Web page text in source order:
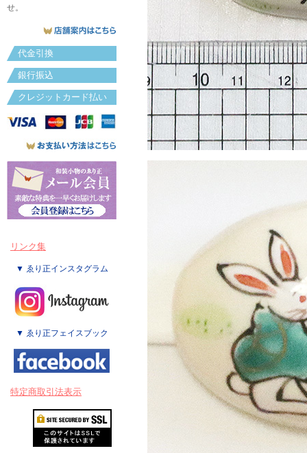
せ。
代金引換
銀行振込
クレジットカード払い
リンク集
▼ ゑり正インスタグラム
▼ ゑり正フェイスブック
特定商取引法表示